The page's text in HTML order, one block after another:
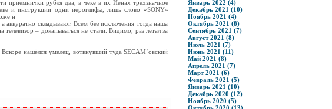
приёмнички рубля два, в чеке в их Йенах трёхзначное
и инструкции одни иероглифы, лишь слово «SONY»
н
складывают. Всем без исключения тогда наша
– докапываться не стали. Видимо, раз летал за
нашёлся умелец, воткнувший туда SECAM’овский
Январь 2022 (4)
Декабрь 2021 (10)
Ноябрь 2021 (4)
Октябрь 2021 (8)
Сентябрь 2021 (7)
Август 2021 (8)
Июль 2021 (7)
Июнь 2021 (11)
Май 2021 (8)
Апрель 2021 (7)
Март 2021 (6)
Февраль 2021 (5)
Январь 2021 (10)
Декабрь 2020 (12)
Ноябрь 2020 (5)